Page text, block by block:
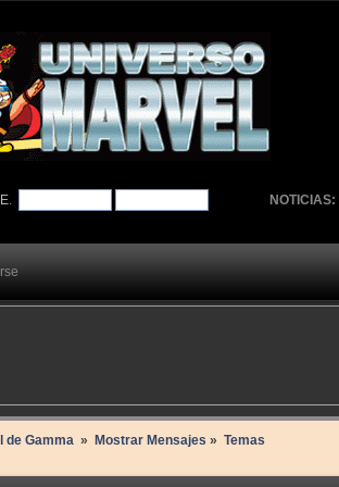
NOTICIAS:
.
de Gamma » Mostrar Mensajes » Temas